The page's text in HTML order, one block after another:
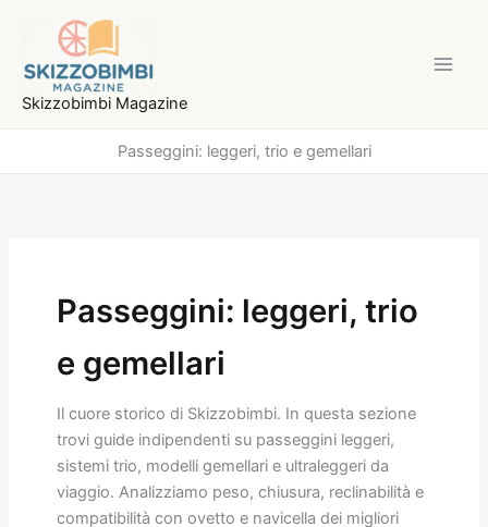
contenuto
Skizzobimbi Magazine
Passeggini: leggeri, trio e gemellari
Passeggini: leggeri, trio
e gemellari
Il cuore storico di Skizzobimbi. In questa sezione
trovi guide indipendenti su passeggini leggeri,
sistemi trio, modelli gemellari e ultraleggeri da
viaggio. Analizziamo peso, chiusura, reclinabilità e
compatibilità con ovetto e navicella dei migliori